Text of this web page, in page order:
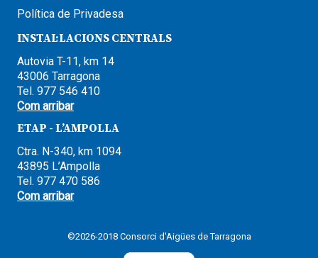
Política de Privadesa
INSTAL·LACIONS CENTRALS
Autovia T-11, km 14
43006 Tarragona
Tel. 977 546 410
Com arribar
ETAP - L’AMPOLLA
Ctra. N-340, km 1094
43895 L’Ampolla
Tel. 977 470 586
Com arribar
©2026-2018 Consorci d'Aigües de Tarragona